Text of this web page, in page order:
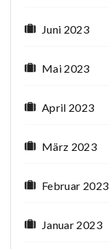
Juni 2023
Mai 2023
April 2023
März 2023
Februar 2023
Januar 2023